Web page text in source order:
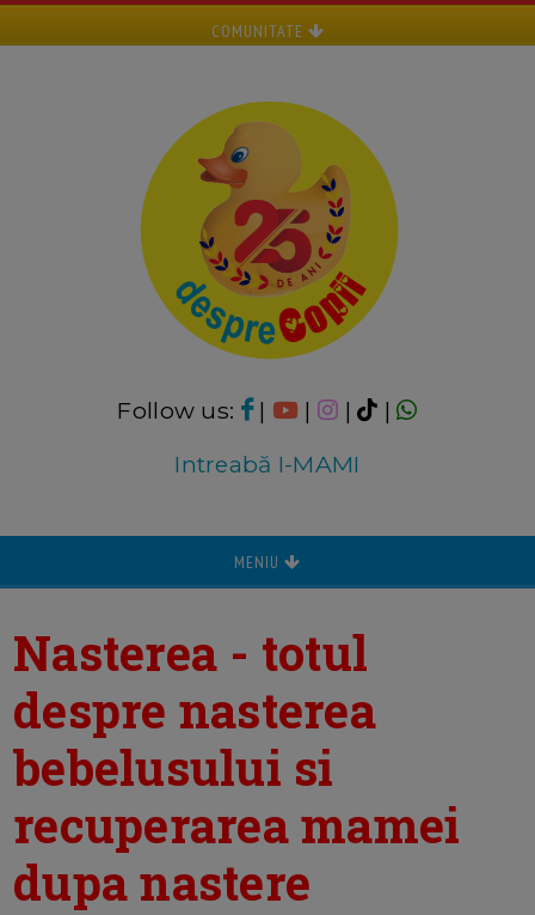
COMUNITATE
Follow us: | | |
|
Intreabă I-MAMI
MENIU
Nasterea - totul
despre nasterea
bebelusului si
recuperarea mamei
dupa nastere